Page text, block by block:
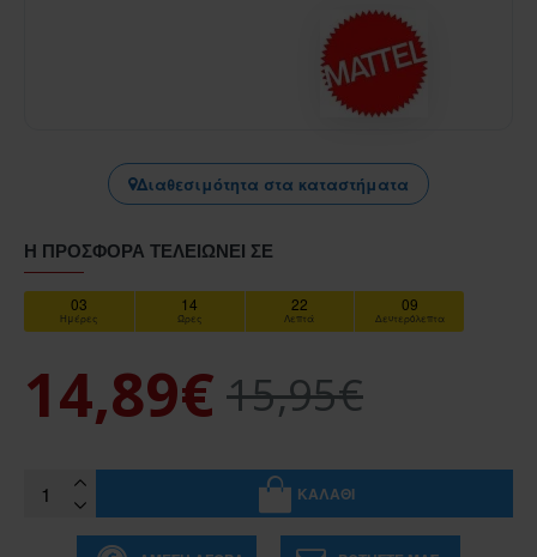
Διαθεσιμότητα στα καταστήματα
Η ΠΡΟΣΦΟΡΆ ΤΕΛΕΙΏΝΕΙ ΣΕ
03
Ημέρες
14
Ώρες
22
Λεπτά
09
Δευτερόλεπτα
14,89€ 15,95€
ΚΑΛΆΘΙ